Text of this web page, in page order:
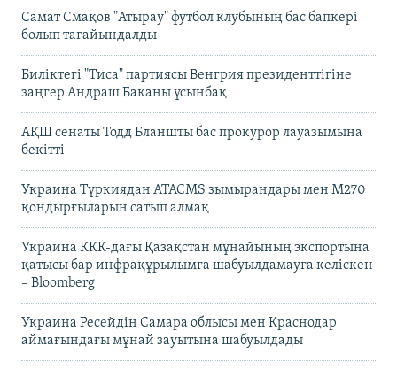
Самат Смақов "Атырау" футбол клубының бас бапкері
болып тағайындалды
Биліктегі "Тиса" партиясы Венгрия президенттігіне
заңгер Андраш Баканы ұсынбақ
АҚШ сенаты Тодд Бланшты бас прокурор лауазымына
бекітті
Украина Түркиядан ATACMS зымырандары мен M270
қондырғыларын сатып алмақ
Украина КҚК-дағы Қазақстан мұнайының экспортына
қатысы бар инфрақұрылымға шабуылдамауға келіскен
– Bloomberg
Украина Ресейдің Самара облысы мен Краснодар
аймағындағы мұнай зауытына шабуылдады